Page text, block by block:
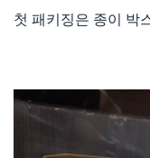
첫 패키징은 종이 박